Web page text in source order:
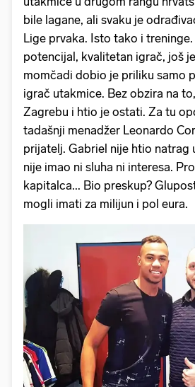
bile lagane, ali svaku je
Lige prvaka. Isto tako i
potencijal, kvalitetan igrač, još
momčadi dobio je priliku samo
igrač utakmice. Bez obzira na
Zagrebu i htio je ostati. Za tu
tadašnji menadžer Leonardo
prijatelj. Gabriel nije htio natrag
nije imao ni sluha ni interesa.
kapitalca... Bio preskup?
mogli imati za milijun i pol eura.